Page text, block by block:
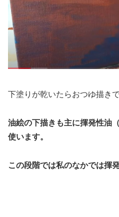
下塗りが乾いたらおつゆ描き
油絵の下描きも主に揮発性油
使います。
この段階では私のなかでは揮